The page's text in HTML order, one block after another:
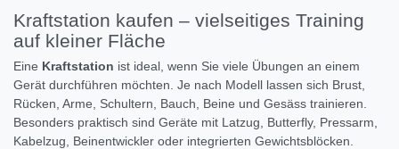
Kraftstation kaufen – vielseitiges Training
auf kleiner Fläche
Eine Kraftstation ist ideal, wenn Sie viele Übungen an einem
Gerät durchführen möchten. Je nach Modell lassen sich Brust,
Rücken, Arme, Schultern, Bauch, Beine und Gesäss trainieren.
Besonders praktisch sind Geräte mit Latzug, Butterfly, Pressarm,
Kabelzug, Beinentwickler oder integrierten Gewichtsblöcken.